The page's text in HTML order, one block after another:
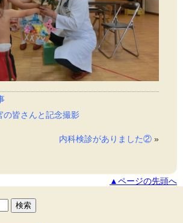
皆さんと記念撮影
内科検診がありました② »
▲ページの先頭へ